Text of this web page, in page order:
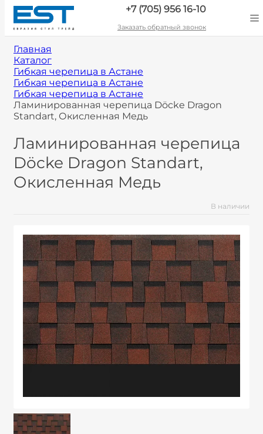
+7 (705) 956 16-10
Заказать обратный звонок
Главная
Каталог
Гибкая черепица в Астане
Гибкая черепица в Астане
Гибкая черепица в Астане
Ламинированная черепица Döcke Dragon
Standart, Окисленная Медь
Ламинированная черепица
Döcke Dragon Standart,
Окисленная Медь
В наличии